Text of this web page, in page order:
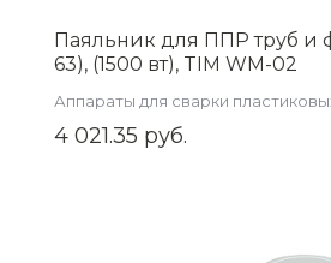
Паяльник для ППР труб и
63), (1500 вт), TIM WM-02
Аппараты для сварки
4 021.35 руб.